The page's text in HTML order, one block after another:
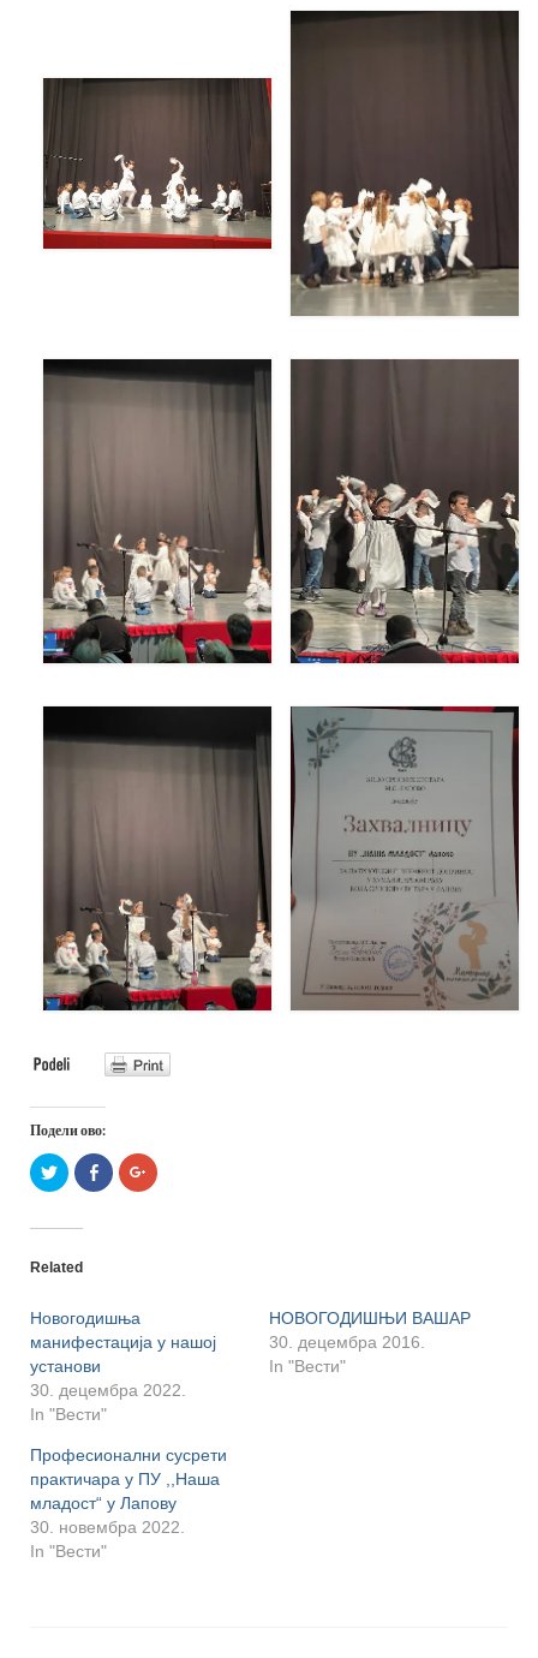
Подели ово:
Притисните
да
бисте
на
in
Click
to
share
Притисните
да
Related
Новогодишња
манифестација у нашој
установи
30. децембра 2022.
In "Вести"
НОВОГОДИШЊИ ВАШАР
30. децембра 2016.
In "Вести"
Професионални сусрети
практичара у ПУ ,,Наша
младост“ у Лапову
30. новембра 2022.
In "Вести"